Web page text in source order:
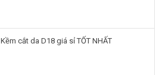
Kềm cắt da D18 giá sỉ TỐT NHẤT